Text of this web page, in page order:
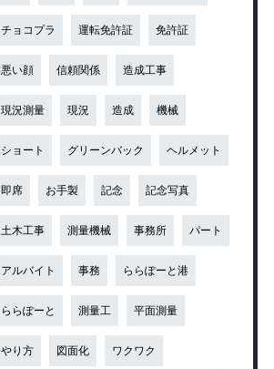
チョコプラ 運転免許証 免許証
悪い顔 信頼関係 造成工事
現況測量 現況 造成 機械
ショート グリーンバック ヘルメット
即席 お手製 記念 記念写真
土木工事 測量機械 事務所 パート
アルバイト 事務 ららぽーと港
ららぽーと 測量工 平面測量
やり方 図面化 ワクワク